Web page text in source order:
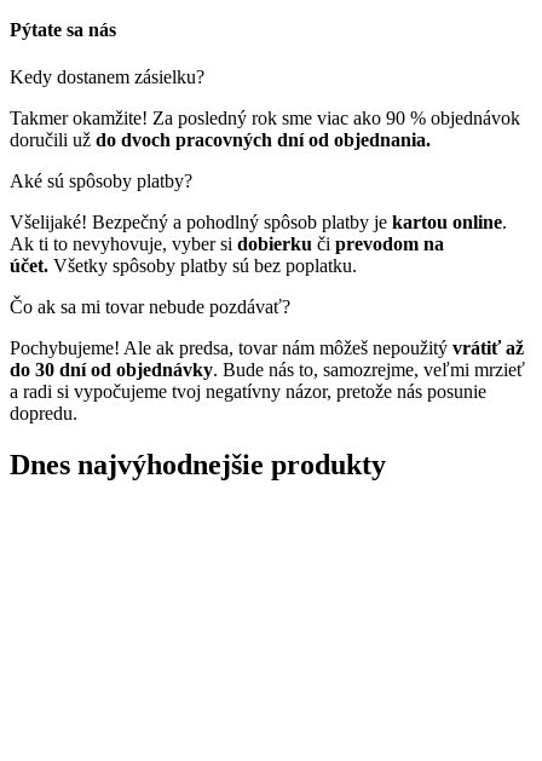
Pýtate sa nás
Kedy dostanem zásielku?
Takmer okamžite! Za posledný rok sme viac ako 90 % objednávok
doručili už do dvoch pracovných dní od objednania.
Aké sú spôsoby platby?
Všelijaké! Bezpečný a pohodlný spôsob platby je kartou online.
Ak ti to nevyhovuje, vyber si dobierku či prevodom na
účet. Všetky spôsoby platby sú bez poplatku.
Čo ak sa mi tovar nebude pozdávať?
Pochybujeme! Ale ak predsa, tovar nám môžeš nepoužitý vrátiť až
do 30 dní od objednávky. Bude nás to, samozrejme, veľmi mrzieť
a radi si vypočujeme tvoj negatívny názor, pretože nás posunie
dopredu.
Dnes najvýhodnejšie produkty